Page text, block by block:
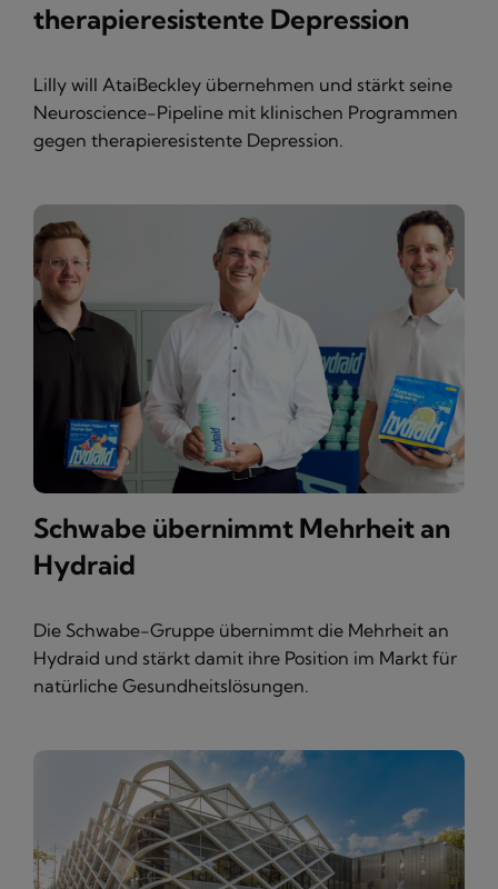
therapieresistente Depression
Lilly will AtaiBeckley übernehmen und stärkt seine
Neuroscience-Pipeline mit klinischen Programmen
gegen therapieresistente Depression.
Schwabe übernimmt Mehrheit an
Hydraid
Die Schwabe-Gruppe übernimmt die Mehrheit an
Hydraid und stärkt damit ihre Position im Markt für
natürliche Gesundheitslösungen.